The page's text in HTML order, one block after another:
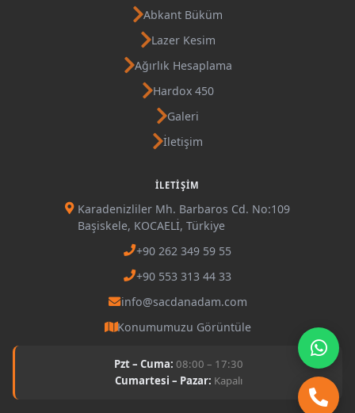
Abkant Büküm
Lazer Kesim
Ağırlık Hesaplama
Hardox 450
Galeri
İletişim
İLETIŞIM
Karadenizliler Mh. Barbaros Cd. No:109
Başiskele, KOCAELİ, Türkiye
+90 262 349 59 55
+90 553 313 44 33
info@sacdanadam.com
Konumumuzu Görüntüle
Pzt – Cuma: 08:00 – 17:30
Cumartesi – Pazar: Kapalı